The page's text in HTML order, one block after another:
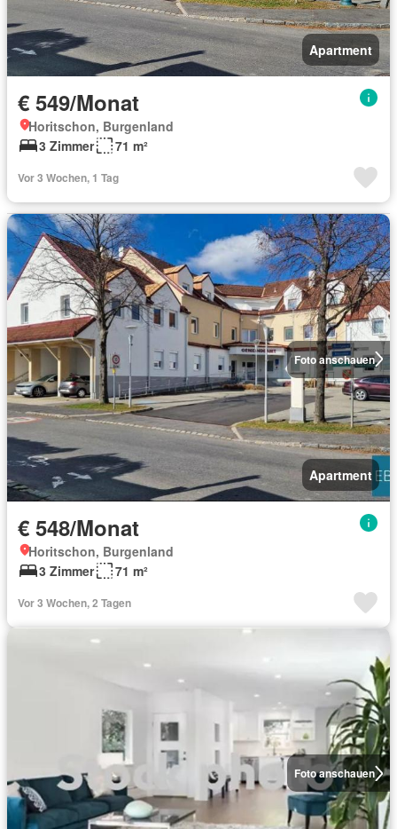
Apartment
€ 549/Monat
Horitschon, Burgenland
3 Zimmer
71 m²
Vor 3 Wochen, 1 Tag
Foto anschauen
Apartment
€ 548/Monat
Horitschon, Burgenland
3 Zimmer
71 m²
Vor 3 Wochen, 2 Tagen
Foto anschauen